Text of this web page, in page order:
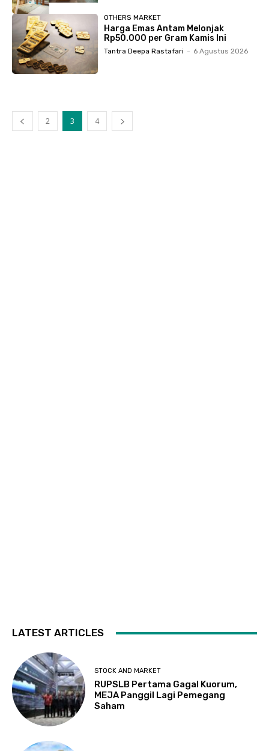
OTHERS MARKET
Harga Emas Antam Melonjak
Rp50.000 per Gram Kamis Ini
Tantra Deepa Rastafari - 6 Agustus 2026
2 3 4
LATEST ARTICLES
STOCK AND MARKET
RUPSLB Pertama Gagal Kuorum,
MEJA Panggil Lagi Pemegang
Saham